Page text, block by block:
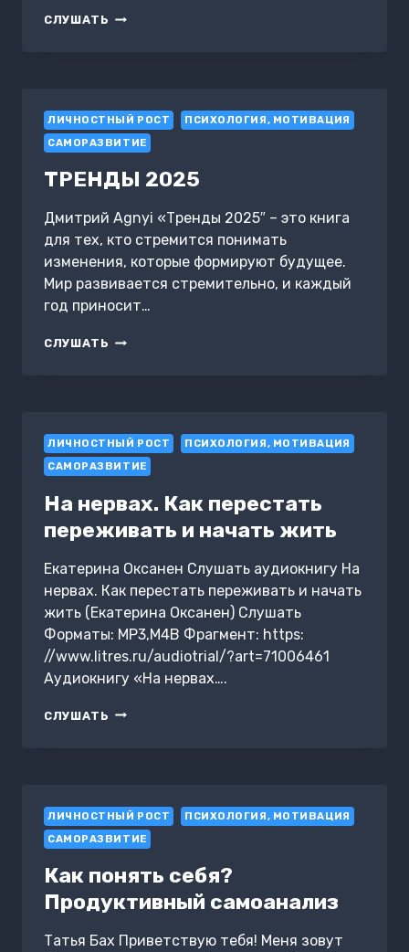
СЛУШАТЬ ОПУХОЛЬ
ЛИЧНОСТНЫЙ РОСТ
ПСИХОЛОГИЯ, МОТИВАЦИЯ
САМОРАЗВИТИЕ
ТРЕНДЫ 2025
Дмитрий Agnyi «Тренды 2025″ – это книга
для тех, кто стремится понимать
изменения, которые формируют будущее.
Мир развивается стремительно, и каждый
год приносит…
СЛУШАТЬ ТРЕНДЫ
ЛИЧНОСТНЫЙ РОСТ
ПСИХОЛОГИЯ, МОТИВАЦИЯ
САМОРАЗВИТИЕ
На нервах. Как перестать
переживать и начать жить
Екатерина Оксанен Слушать аудиокнигу На
нервах. Как перестать переживать и начать
жить (Екатерина Оксанен) Слушать
Форматы: MP3,M4B Фрагмент: https:
//www.litres.ru/audiotrial/?art=71006461
Аудиокнигу «На нервах….
СЛУШАТЬ НА
НАЧАТЬ
ЖИТЬ
ЛИЧНОСТНЫЙ РОСТ
ПСИХОЛОГИЯ, МОТИВАЦИЯ
САМОРАЗВИТИЕ
Как понять себя?
Продуктивный самоанализ
Татья Бах Приветствую тебя! Меня зовут